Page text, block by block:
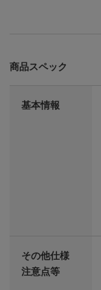
商品スペック
基本情報
その他仕様
注意点等